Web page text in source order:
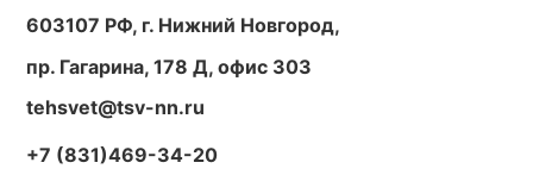
603107 РФ, г. Нижний Новгород,
пр. Гагарина, 178 Д, офис 303
tehsvet@tsv-nn.ru
+7 (831)469-34-20